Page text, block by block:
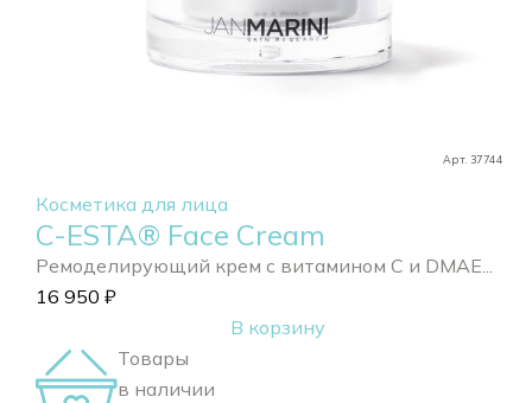
Арт. 37744
Косметика для лица
C-ESTA® Face Cream
Ремоделирующий крем с витамином С и DMAE...
16 950 ₽
В корзину
Товары
в наличии